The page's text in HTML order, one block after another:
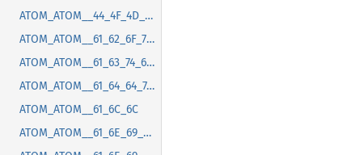
ATOM_ATOM__44_4F_4D_43_6F_6E_74_65_6E_74_4C_6F_61_64_65_64
ATOM_ATOM__61_62_6F_72_74
ATOM_ATOM__61_63_74_69_76_61_74_65
ATOM_ATOM__61_64_64_74_72_61_63_6B
ATOM_ATOM__61_6C_6C
ATOM_ATOM__61_6E_69_6D_61_74_69_6F_6E_63_61_6E_63_65_6C